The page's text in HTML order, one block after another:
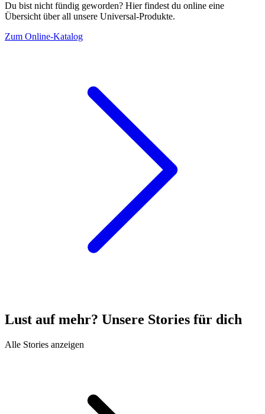
Du bist nicht fündig geworden? Hier findest du online eine
Übersicht über all unsere Universal-Produkte.
Zum Online-Katalog
Lust auf mehr? Unsere Stories für dich
Alle Stories anzeigen